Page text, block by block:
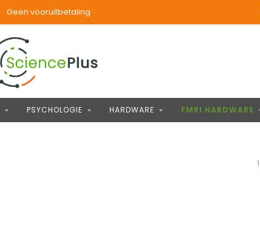
Geen vooruitbetaling
PSYCHOLOGIE HARDWARE FMRI HARDWARE